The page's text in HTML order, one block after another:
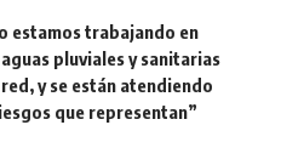
estamos trabajando en
pluviales y sanitarias
y se están atendiendo
que representan”